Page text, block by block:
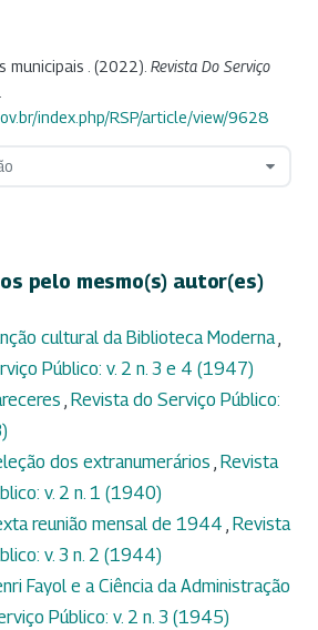
municipais . (2022). Revista Do Serviço
index.php/RSP/article/view/9628
pelo mesmo(s) autor(es)
cultural da Biblioteca Moderna,
Público: v. 2 n. 3 e 4 (1947)
, Revista do Serviço Público:
dos extranumerários , Revista
v. 2 n. 1 (1940)
reunião mensal de 1944 , Revista
v. 3 n. 2 (1944)
Fayol e a Ciência da Administração
Público: v. 2 n. 3 (1945)